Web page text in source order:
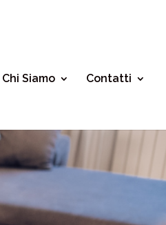
Chi Siamo Contatti